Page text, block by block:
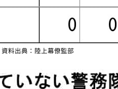
料出典：陸上幕僚監部